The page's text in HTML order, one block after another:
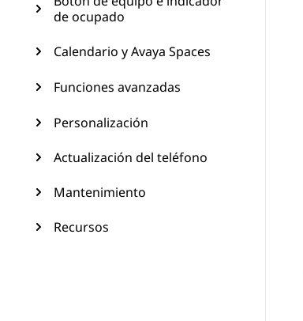
de ocupado
Calendario y Avaya Spaces
Funciones avanzadas
Personalización
Actualización del teléfono
Mantenimiento
Recursos